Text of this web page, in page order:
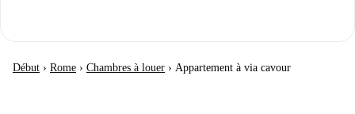
Début › Rome › Chambres à louer › Appartement à via cavour